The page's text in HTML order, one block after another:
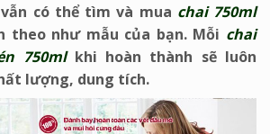
vẫn có thể tìm và mua chai 750ml
theo như mẫu của bạn. Mỗi chai
750mlkhi hoàn thành sẽ luôn
lượng, dung tích.